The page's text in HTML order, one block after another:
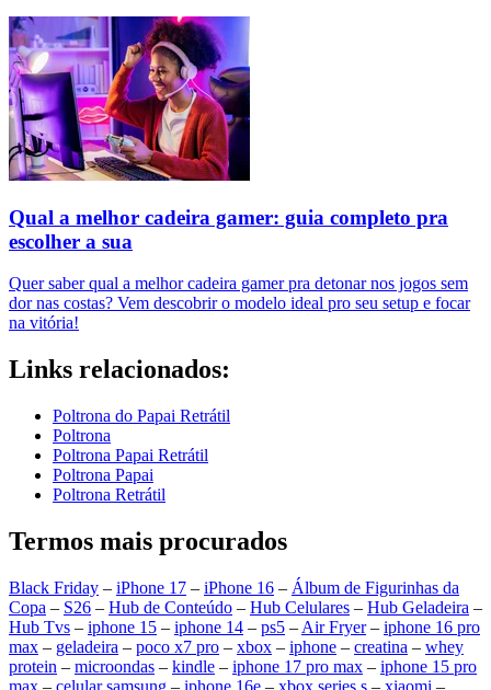
Qual a melhor cadeira gamer: guia completo pra
escolher a sua
Quer saber qual a melhor cadeira gamer pra detonar nos jogos sem
dor nas costas? Vem descobrir o modelo ideal pro seu setup e focar
na vitória!
Links relacionados:
Poltrona do Papai Retrátil
Poltrona
Poltrona Papai Retrátil
Poltrona Papai
Poltrona Retrátil
Termos mais procurados
Black Friday – iPhone 17 – iPhone 16 – Álbum de Figurinhas da
Copa – S26 – Hub de Conteúdo – Hub Celulares – Hub Geladeira –
Hub Tvs – iphone 15 – iphone 14 – ps5 – Air Fryer– iphone 16 pro
max – geladeira – poco x7 pro – xbox – iphone – creatina – whey
protein – microondas – kindle – iphone 17 pro max – iphone 15 pro
max – celular samsung – iphone 16e – xbox series s – xiaomi –